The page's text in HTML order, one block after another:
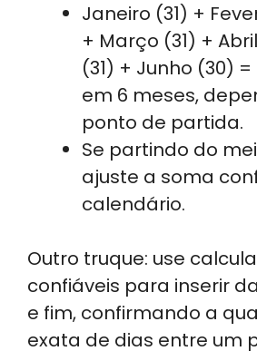
Janeiro (31) +
+ Março (31) +
(31) + Junho (30)
em 6 meses,
ponto de partida.
Se partindo do
ajuste a soma
calendário.
Outro truque: use
confiáveis para inserir
e fim, confirmando a
exata de dias entre um